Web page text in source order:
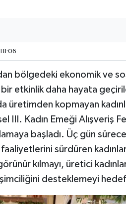
bölgedeki ekonomik ve
bir etkinlik daha hayata
üretimden kopmayan
III. Kadın Emeği Alışveriş
başladı. Üç gün
sürdüren kadınları
kılmayı, üretici
desteklemeyi